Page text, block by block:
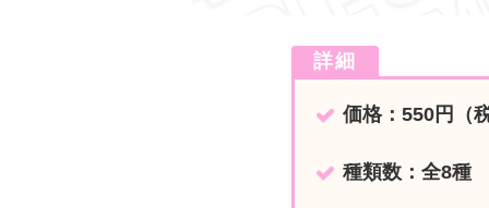
詳細
価格：550円（
種類数：全8種